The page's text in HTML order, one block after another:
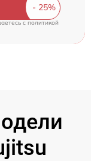
cполитикой